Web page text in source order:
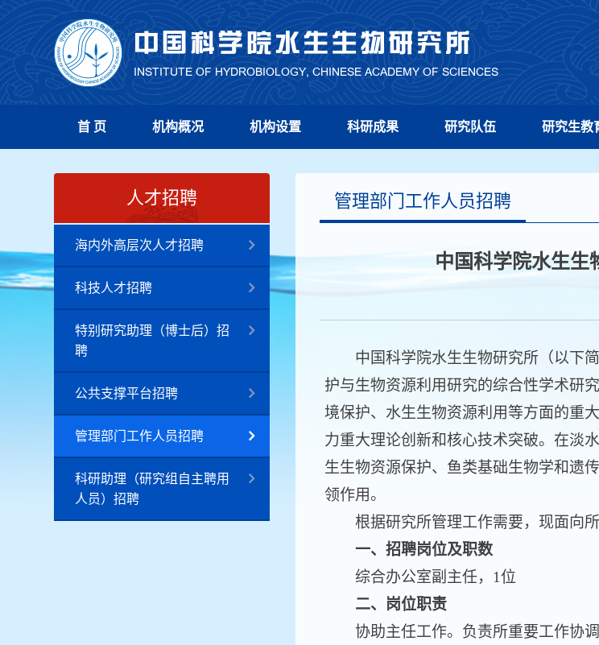
首 页 机构概况 机构设置 科研成果 研究队伍 研究生教
人才招聘
海内外高层次人才招聘
科技人才招聘
特别研究助理（博士后）招
聘
公共支撑平台招聘
管理部门工作人员招聘
科研助理（研究组自主聘用
人员）招聘
管理部门工作人员招聘
中国科学院水生生
中国科学院水生生物研究所（以下简
护与生物资源利用研究的综合性学术研
境保护、水生生物资源利用等方面的重
力重大理论创新和核心技术突破。在淡
生生物资源保护、鱼类基础生物学和遗
领作用。
根据研究所管理工作需要，现面向所
一、招聘岗位及职数
综合办公室副主任，1位
二、岗位职责
协助主任工作。负责所重要工作协调